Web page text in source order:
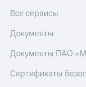
Все сервисы
Документы
Документы ПАО
Сертификаты